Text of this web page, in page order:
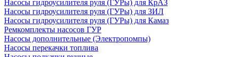
Насосы гидроусилителя руля (ГУРы) для КрАЗ
Насосы гидроусилителя руля (ГУРы) для ЗИЛ
Насосы гидроусилителя руля (ГУРы) для Камаз
Ремкомплекты насосов ГУР
Насосы дополнительные (Электропомпы)
Насосы перекачки топлива